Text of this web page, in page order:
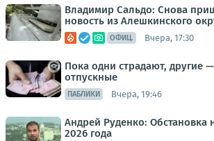
Владимир Сальдо: Снова
новость из Алешкинского
ОФИЦ. Вчера, 17:30
Пока одни страдают, другие
отпускные
ПАБЛИКИ Вчера, 19:46
Андрей Руденко: Обстановка
2026 года